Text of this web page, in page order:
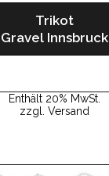
Trikot
Gravel Innsbruck
Enthält 20% MwSt.
zzgl. Versand